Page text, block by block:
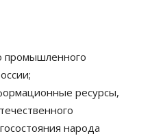
промышленного
ресурсы,
народа